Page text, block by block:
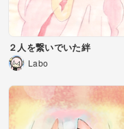
２人を繋いでいた絆
Labo